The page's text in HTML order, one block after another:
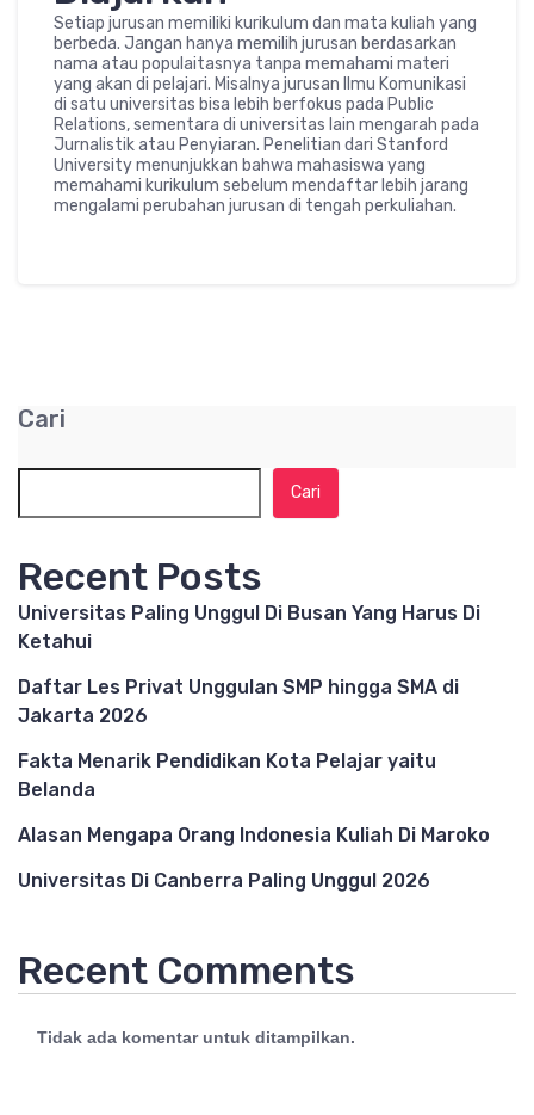
Setiap jurusan memiliki kurikulum dan mata kuliah yang
berbeda. Jangan hanya memilih jurusan berdasarkan
nama atau populaitasnya tanpa memahami materi
yang akan di pelajari. Misalnya jurusan Ilmu Komunikasi
di satu universitas bisa lebih berfokus pada Public
Relations, sementara di universitas lain mengarah pada
Jurnalistik atau Penyiaran. Penelitian dari Stanford
University menunjukkan bahwa mahasiswa yang
memahami kurikulum sebelum mendaftar lebih jarang
mengalami perubahan jurusan di tengah perkuliahan.
Cari
Cari
Recent Posts
Universitas Paling Unggul Di Busan Yang Harus Di
Ketahui
Daftar Les Privat Unggulan SMP hingga SMA di
Jakarta 2026
Fakta Menarik Pendidikan Kota Pelajar yaitu
Belanda
Alasan Mengapa Orang Indonesia Kuliah Di Maroko
Universitas Di Canberra Paling Unggul 2026
Recent Comments
Tidak ada komentar untuk ditampilkan.